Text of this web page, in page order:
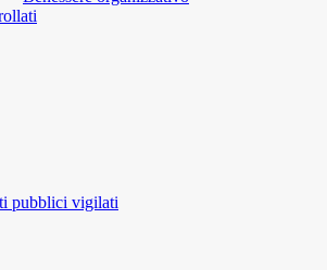
pubblici vigilati